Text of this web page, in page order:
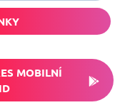
MOBILNÍ